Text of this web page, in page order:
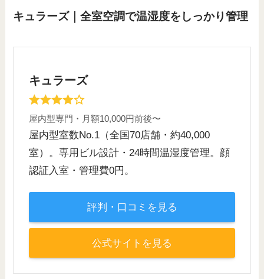
キュラーズ｜全室空調で温湿度をしっかり管理
キュラーズ
屋内型専門・月額10,000円前後〜
屋内型室数No.1（全国70店舗・約40,000
室）。専用ビル設計・24時間温湿度管理。顔
認証入室・管理費0円。
評判・口コミを見る
公式サイトを見る